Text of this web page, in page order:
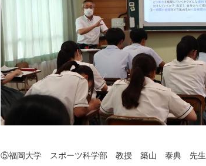
⑤福岡大学 スポーツ科学部 教授 築山 泰典 先生